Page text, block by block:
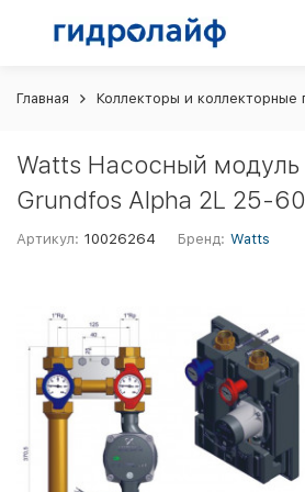
Главная Коллекторы и коллекторные
Watts Насосный
Grundfos Alpha 2L 25-
Артикул: 10026264 Бренд: Watts